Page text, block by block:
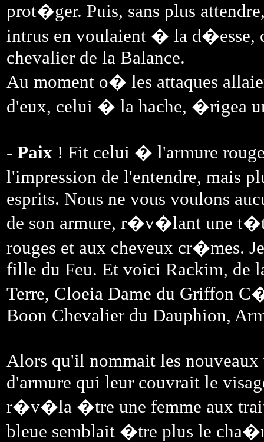
prot�ger. Puis, sans plus
intrus en voulaient � la
chevalier de la Balance.
Au moment o� les attaques
d'eux, celui � la hache, �rigea
- Paix ! Fit celui � l'armure
l'impression de l'entendre, mais
esprits. Nous ne vous voulons
de son armure, r�v�lant une
rouges et aux cheveux cr�mes.
fille du Feu. Et voici Rackim, de
Terre, Cloeia Dame du Griffon
Boon Chevalier du Dauphion,
Alors qu'il nommait les
d'armure qui leur couvrait le
r�v�la �tre une femme aux
bleue semblait �tre plus le